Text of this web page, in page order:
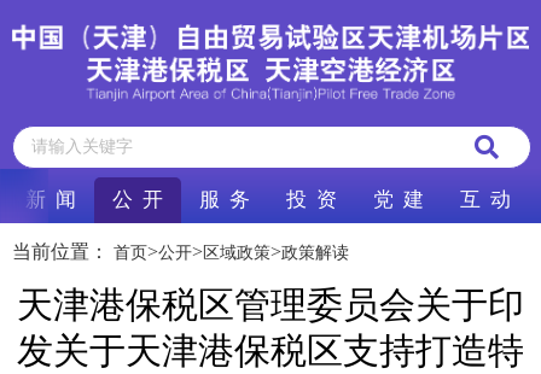
新 闻 公 开 服 务 投 资 党 建 互 动
当前位置： 首页>公开> 区域政策>政策解读
天津港保税区管理委员会关于印
发关于天津港保税区支持打造特